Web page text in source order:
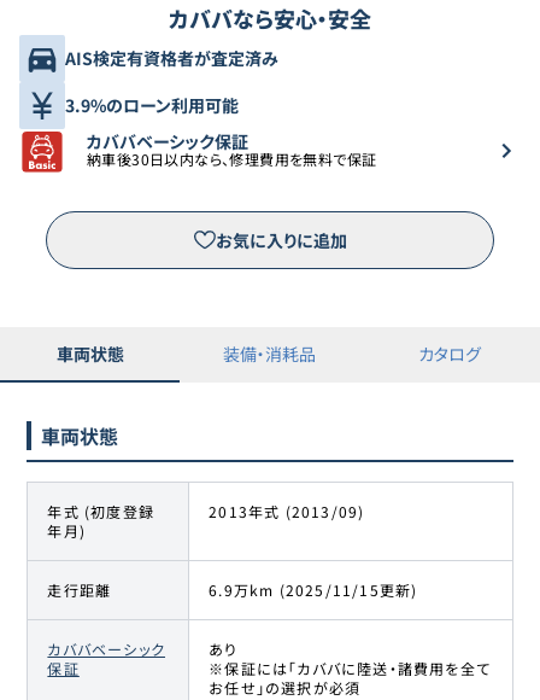
カババなら安心・安全
AIS検定有資格者が査定済み
3.9%のローン利用可能
カババベーシック保証
納車後30日以内なら、修理費用を無料で保証
お気に入りに追加
車両状態 装備・消耗品 カタログ
車両状態
年式 (初度登録
年月)
2013年式 (2013/09)
走行距離 6.9万km (2025/11/15更新)
カババベーシック
保証
あり
※保証には「カババに陸送・諸費用を全て
お任せ」の選択が必須